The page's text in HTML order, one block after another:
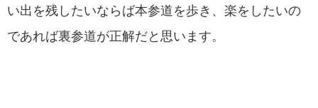
い出を残したいならば本参道を歩き、楽をしたいの
であれば裏参道が正解だと思います。